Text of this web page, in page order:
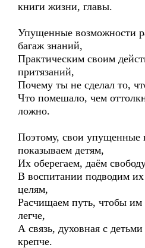
книги жизни, главы.
Упущенные возможности
багаж знаний,
Практическим своим
притязаний,
Почему ты не сделал то,
Что помешало, чем
ложно.
Поэтому, свои упущенные
показываем детям,
Их оберегаем, даём
В воспитании подводим
целям,
Расчищаем путь, чтобы
легче,
А связь, духовная с детьми
крепче.